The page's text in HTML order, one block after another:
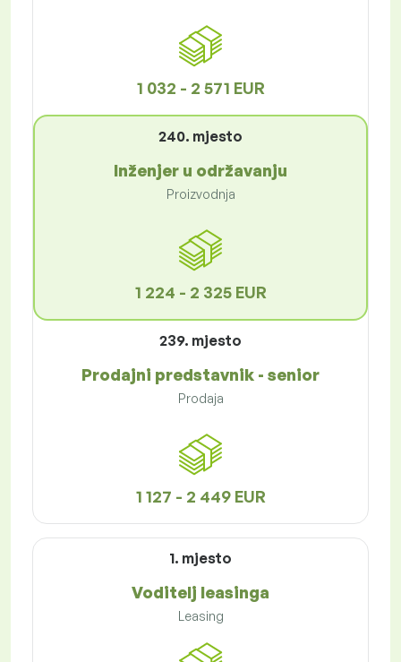
1 032 - 2 571 EUR
240. mjesto
Inženjer u održavanju
Proizvodnja
1 224 - 2 325 EUR
239. mjesto
Prodajni predstavnik - senior
Prodaja
1 127 - 2 449 EUR
1. mjesto
Voditelj leasinga
Leasing